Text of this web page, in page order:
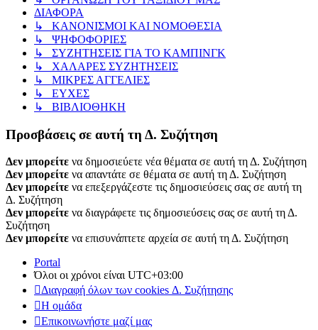
ΔΙΑΦΟΡΑ
↳ ΚΑΝΟΝΙΣΜΟΙ ΚΑΙ ΝΟΜΟΘΕΣΙΑ
↳ ΨΗΦΟΦΟΡΙΕΣ
↳ ΣΥΖΗΤΗΣΕΙΣ ΓΙΑ ΤΟ ΚΑΜΠΙΝΓΚ
↳ ΧΑΛΑΡΕΣ ΣΥΖΗΤΗΣΕΙΣ
↳ ΜΙΚΡΕΣ ΑΓΓΕΛΙΕΣ
↳ ΕΥΧΕΣ
↳ ΒΙΒΛΙΟΘΗΚΗ
Προσβάσεις σε αυτή τη Δ. Συζήτηση
Δεν μπορείτε να δημοσιεύετε νέα θέματα σε αυτή τη Δ. Συζήτηση
Δεν μπορείτε να απαντάτε σε θέματα σε αυτή τη Δ. Συζήτηση
Δεν μπορείτε να επεξεργάζεστε τις δημοσιεύσεις σας σε αυτή τη
Δ. Συζήτηση
Δεν μπορείτε να διαγράφετε τις δημοσιεύσεις σας σε αυτή τη Δ.
Συζήτηση
Δεν μπορείτε να επισυνάπτετε αρχεία σε αυτή τη Δ. Συζήτηση
Portal
Όλοι οι χρόνοι είναι UTC+03:00
Διαγραφή όλων των cookies Δ. Συζήτησης
Η ομάδα
Επικοινωνήστε μαζί μας